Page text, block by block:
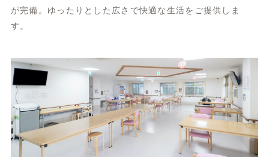
が完備。ゆったりとした広さで快適な生活をご提供しま
す。